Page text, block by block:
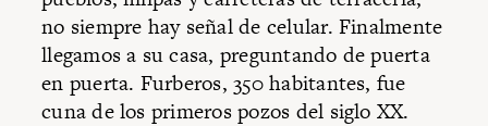
no siempre hay señal de celular. Finalmente
llegamos a su casa, preguntando de puerta
en puerta. Furberos, 350 habitantes, fue
cuna de los primeros pozos del siglo XX.